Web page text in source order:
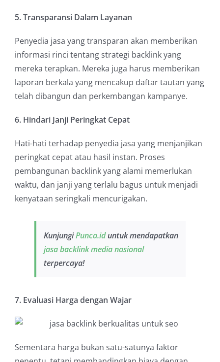
5. Transparansi Dalam Layanan
Penyedia jasa yang transparan akan memberikan
informasi rinci tentang strategi backlink yang
mereka terapkan. Mereka juga harus memberikan
laporan berkala yang mencakup daftar tautan yang
telah dibangun dan perkembangan kampanye.
6. Hindari Janji Peringkat Cepat
Hati-hati terhadap penyedia jasa yang menjanjikan
peringkat cepat atau hasil instan. Proses
pembangunan backlink yang alami memerlukan
waktu, dan janji yang terlalu bagus untuk menjadi
kenyataan seringkali mencurigakan.
KunjungiPunca.iduntuk mendapatkan
jasa backlink media nasional
terpercaya!
7. Evaluasi Harga dengan Wajar
Sementara harga bukan satu-satunya faktor